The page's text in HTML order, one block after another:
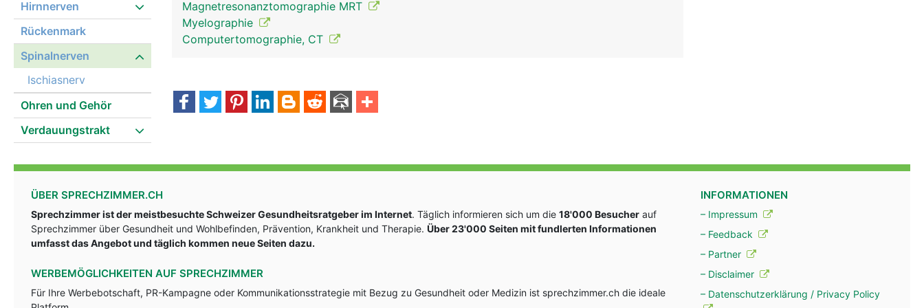
Hirnnerven
Rückenmark
Spinalnerven
Ischiasnerv
Ohren und Gehör
Verdauungstrakt
Magnetresonanztomographie MRT
Myelographie
Computertomographie, CT
ÜBER SPRECHZIMMER.CH
Sprechzimmer ist der meistbesuchte Schweizer Gesundheitsratgeber im Internet. Täglich informieren sich um die 18'000 Besucher auf
Sprechzimmer über Gesundheit und Wohlbefinden, Prävention, Krankheit und Therapie. Über 23'000 Seiten mit fundlerten Informationen
umfasst das Angebot und täglich kommen neue Seiten dazu.
WERBEMÖGLICHKEITEN AUF SPRECHZIMMER
Für Ihre Werbebotschaft, PR-Kampagne oder Kommunikationsstrategie mit Bezug zu Gesundheit oder Medizin ist sprechzimmer.ch die ideale
INFORMATIONEN
– Impressum
– Feedback
– Partner
– Disclaimer
– Datenschutzerklärung / Privacy Policy